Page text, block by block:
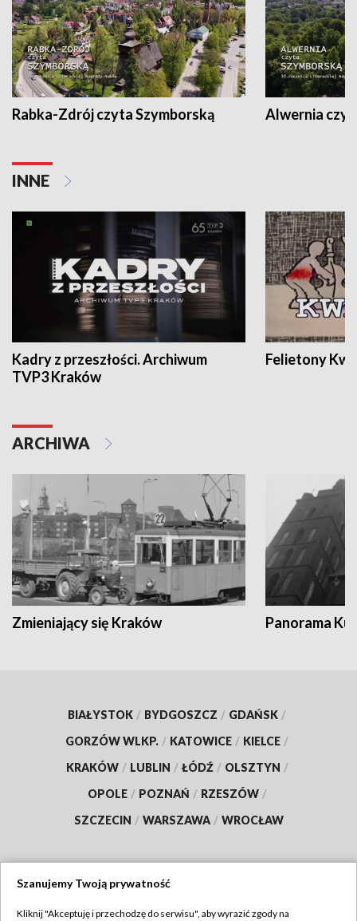
Rabka-Zdrój czyta Szymborską Alwernia
INNE
Kadry z przeszłości. Archiwum
TVP3 Kraków
Felietony
ARCHIWA
Zmieniający się Kraków Panorama
BIAŁYSTOK / BYDGOSZCZ / GDAŃSK /
GORZÓW WLKP. / KATOWICE / KIELCE /
KRAKÓW / LUBLIN / ŁÓDŹ / OLSZTYN /
OPOLE / POZNAŃ / RZESZÓW /
SZCZECIN / WARSZAWA / WROCŁAW
Szanujemy Twoją prywatność
Kliknij "Akceptuję i przechodzę do serwisu", aby wyrazić zgody na